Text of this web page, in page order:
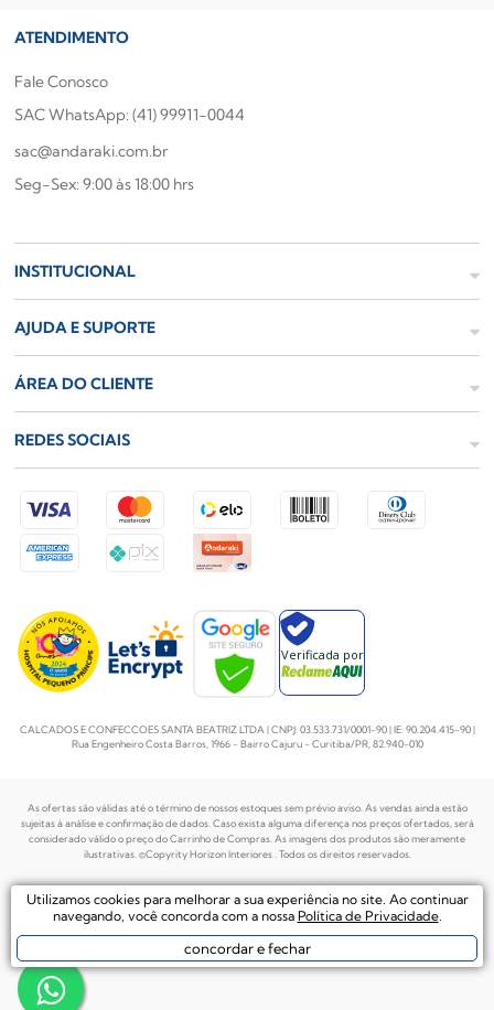
ATENDIMENTO
Fale Conosco
SAC WhatsApp: (41) 99911-0044
sac@andaraki.com.br
Seg-Sex: 9:00 às 18:00 hrs
INSTITUCIONAL
AJUDA E SUPORTE
ÁREA DO CLIENTE
REDES SOCIAIS
Verificada por
CALCADOS E CONFECCOES SANTA BEATRIZ LTDA | CNPJ: 03.533.731/0001-90 | IE: 90.204.415-90 |
Rua Engenheiro Costa Barros, 1966 - Bairro Cajuru - Curitiba/PR, 82.940-010
As ofertas são válidas até o término de nossos estoques sem prévio aviso. As vendas ainda estão
sujeitas à análise e confirmação de dados. Caso exista alguma diferença nos preçosofertados, será
considerado válido o preço do Carrinho de Compras. As imagens dos produtos são meramente
ilustrativas. ©Copyrity Horizon Interiores . Todos os direitos reservados.
Desenvolvido por Plataforma de
Ecommerce by
Utilizamos cookies para melhorar a sua experiência no site. Ao continuar
navegando, você concorda com a nossa Política de Privacidade.
concordar e fechar